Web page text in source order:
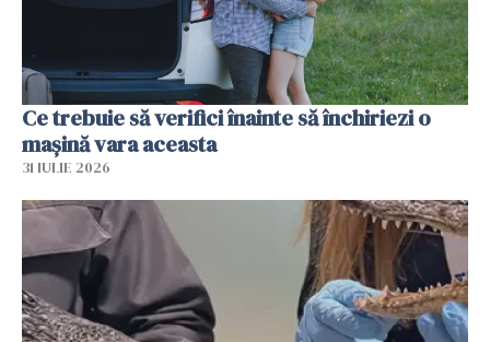
Ce trebuie să verifici înainte să închiriezi o
mașină vara aceasta
31 IULIE 2026